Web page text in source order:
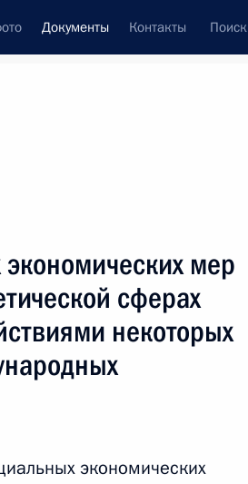
Документы Контакты Поиск
мер
сферах
некоторых
экономических